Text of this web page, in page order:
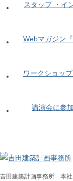
スタッフ ・イ
Webマガジン
ワークショッ
講演会に参
吉田建築計画事務所 本社